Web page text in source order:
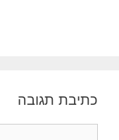
כתיבת תגובה